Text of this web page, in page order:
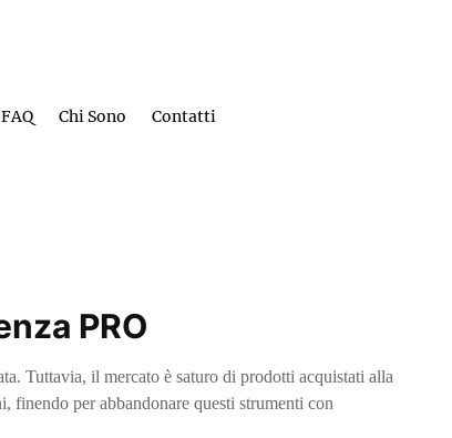
FAQ Chi Sono Contatti
PRO
Tuttavia, il mercato è saturo di prodotti acquistati alla
finendo per abbandonare questi strumenti con